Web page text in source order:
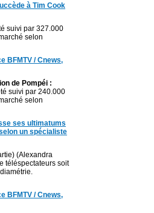
à Tim Cook
suivi par 327.000
selon
BFMTV / Cnews,
de Pompéi :
suivi par 240.000
selon
ses ultimatums
un spécialiste
(Alexandra
téléspectateurs soit
BFMTV / Cnews,